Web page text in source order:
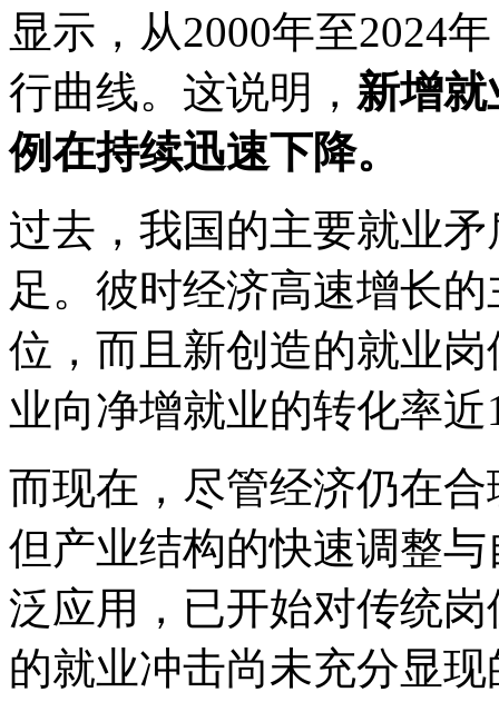
显示，从2000年至2024
行曲线。这说明， 新增
例在持续迅速下降。
过去，我国的主要就业
足。彼时经济高速增长
位，而且新创造的就业
业向净增就业的转化率近
而现在，尽管经济仍在
但产业结构的快速调整
泛应用，已开始对传统
的就业冲击尚未充分显